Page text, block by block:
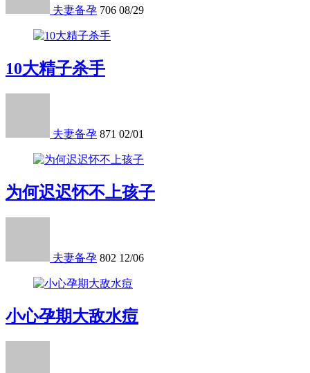
夫妻备孕 706 08/29
10大精子杀手
夫妻备孕 871 02/01
为何迟迟怀不上孩子
夫妻备孕 802 12/06
小心孕期大敌水痘